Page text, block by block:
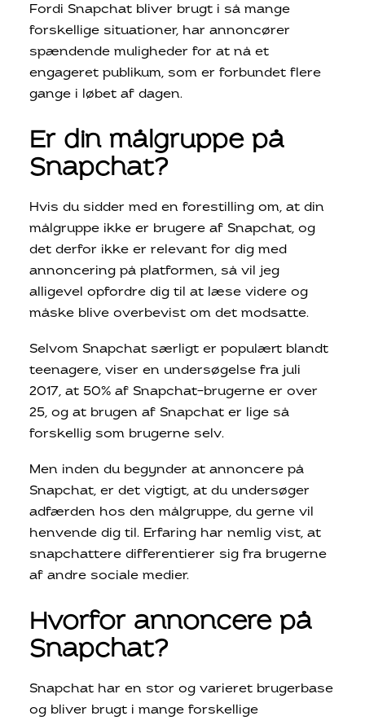
Fordi Snapchat bliver brugt i så mange
forskellige situationer, har annoncører
spændende muligheder for at nå et
engageret publikum, som er forbundet flere
gange i løbet af dagen.
Er din målgruppe på
Snapchat?
Hvis du sidder med en forestilling om, at din
målgruppe ikke er brugere af Snapchat, og
det derfor ikke er relevant for dig med
annoncering på platformen, så vil jeg
alligevel opfordre dig til at læse videre og
måske blive overbevist om det modsatte.
Selvom Snapchat særligt er populært blandt
teenagere, viser en undersøgelse fra juli
2017, at 50% af Snapchat-brugerne er over
25, og at brugen af Snapchat er lige så
forskellig som brugerne selv.
Men inden du begynder at annoncere på
Snapchat, er det vigtigt, at du undersøger
adfærden hos den målgruppe, du gerne vil
henvende dig til. Erfaring har nemlig vist, at
snapchattere differentierer sig fra brugerne
af andre sociale medier.
Hvorfor annoncere på
Snapchat?
Snapchat har en stor og varieret brugerbase
og bliver brugt i mange forskellige